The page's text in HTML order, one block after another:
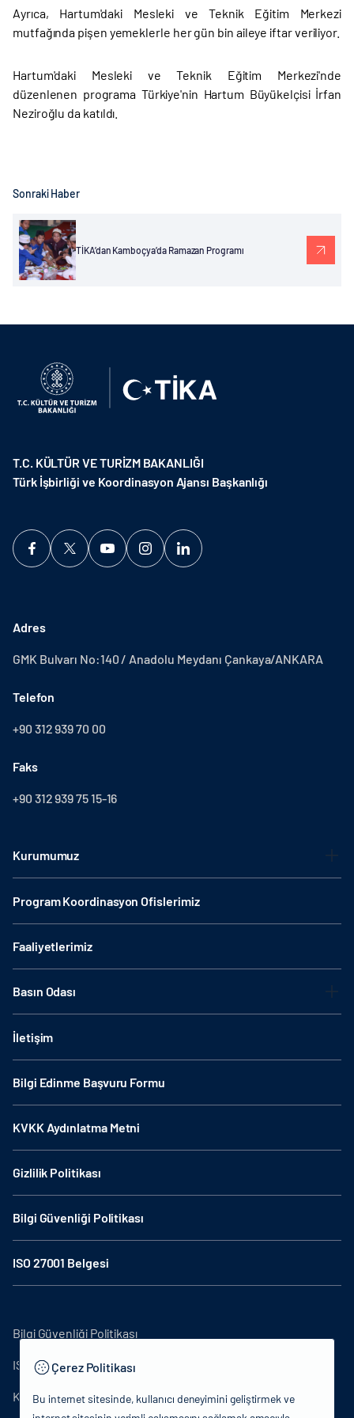
Ayrıca, Hartum'daki Mesleki ve Teknik Eğitim Merkezi
mutfağında pişen yemeklerle her gün bin aileye iftar veriliyor.
Hartum'daki Mesleki ve Teknik Eğitim Merkezi'nde
düzenlenen programa Türkiye'nin Hartum Büyükelçisi İrfan
Neziroğlu da katıldı.
Sonraki Haber
TİKA’dan Kamboçya’da Ramazan Programı
T.C. KÜLTÜR VE TURİZM BAKANLIĞI
Türk İşbirliği ve Koordinasyon Ajansı Başkanlığı
Adres
GMK Bulvarı No:140 / Anadolu Meydanı Çankaya/ANKARA
Telefon
+90 312 939 70 00
Faks
+90 312 939 75 15-16
Kurumumuz
Program Koordinasyon Ofislerimiz
Faaliyetlerimiz
Basın Odası
İletişim
Bilgi Edinme Başvuru Formu
KVKK Aydınlatma Metni
Gizlilik Politikası
Bilgi Güvenliği Politikası
ISO 27001 Belgesi
Bilgi Güvenliği Politikası
ISO27001
KVKK Aydınlatma Metni
Çerez Politikası
Bu internet sitesinde, kullanıcı deneyimini geliştirmek ve